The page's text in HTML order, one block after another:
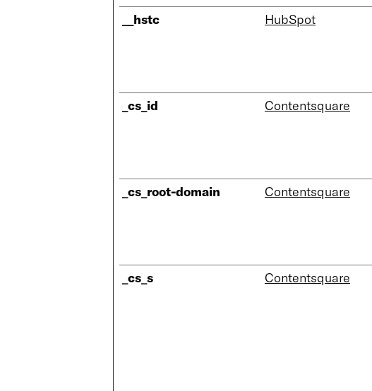
__hstc HubSpot
_cs_id Contentsquare
_cs_root-domain Contentsquare
_cs_s Contentsquare